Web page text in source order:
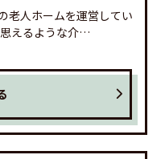
老人ホームを運営してい
えるような介…